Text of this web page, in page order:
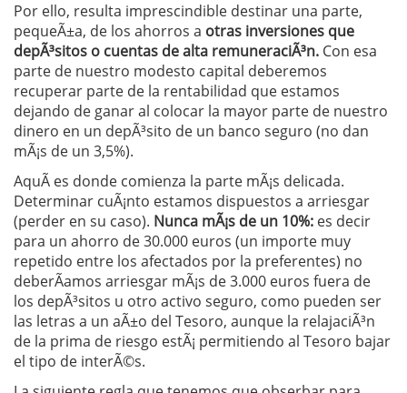
Por ello, resulta imprescindible destinar una parte,
pequeÃ±a, de los ahorros a otras inversiones que
depÃ³sitos o cuentas de alta remuneraciÃ³n. Con esa
parte de nuestro modesto capital deberemos
recuperar parte de la rentabilidad que estamos
dejando de ganar al colocar la mayor parte de nuestro
dinero en un depÃ³sito de un banco seguro (no dan
mÃ¡s de un 3,5%).
AquÃ­ es donde comienza la parte mÃ¡s delicada.
Determinar cuÃ¡nto estamos dispuestos a arriesgar
(perder en su caso). Nunca mÃ¡s de un 10%: es decir
para un ahorro de 30.000 euros (un importe muy
repetido entre los afectados por la preferentes) no
deberÃ­amos arriesgar mÃ¡s de 3.000 euros fuera de
los depÃ³sitos u otro activo seguro, como pueden ser
las letras a un aÃ±o del Tesoro, aunque la relajaciÃ³n
de la prima de riesgo estÃ¡ permitiendo al Tesoro bajar
el tipo de interÃ©s.